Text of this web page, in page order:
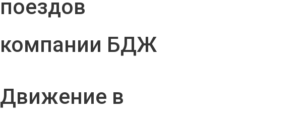
поездов
компании БДЖ
Движение в